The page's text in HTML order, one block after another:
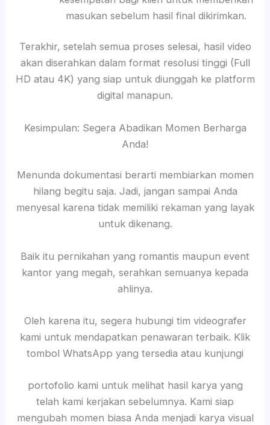
masukan sebelum hasil final dikirimkan.
Terakhir, setelah semua proses selesai, hasil video
akan diserahkan dalam format resolusi tinggi (Full
HD atau 4K) yang siap untuk diunggah ke platform
digital manapun.
Kesimpulan: Segera Abadikan Momen Berharga
Anda!
Menunda dokumentasi berarti membiarkan momen
hilang begitu saja. Jadi, jangan sampai Anda
menyesal karena tidak memiliki rekaman yang layak
untuk dikenang.
Baik itu pernikahan yang romantis maupun event
kantor yang megah, serahkan semuanya kepada
ahlinya.
Oleh karena itu, segera hubungi tim videografer
kami untuk mendapatkan penawaran terbaik. Klik
tombol WhatsApp yang tersedia atau kunjungi
portofolio kami untuk melihat hasil karya yang
telah kami kerjakan sebelumnya. Kami siap
mengubah momen biasa Anda menjadi karya visual